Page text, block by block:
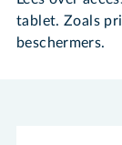
tablet. Zoals
beschermers.